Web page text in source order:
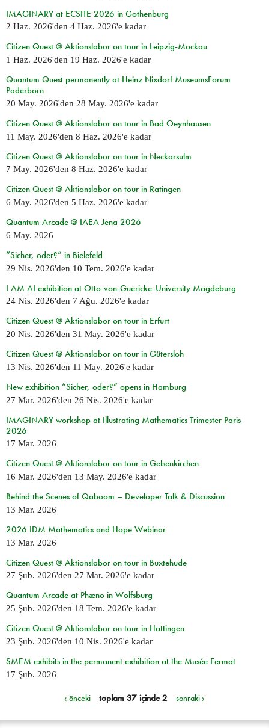
IMAGINARY at ECSITE 2026 in Gothenburg
2 Haz. 2026'den 4 Haz. 2026'e kadar
Citizen Quest @ Aktionslabor on tour in Leipzig-Mockau
1 Haz. 2026'den 19 Haz. 2026'e kadar
Quantum Quest permanently at Heinz Nixdorf MuseumsForum
Paderborn
20 May. 2026'den 28 May. 2026'e kadar
Citizen Quest @ Aktionslabor on tour in Bad Oeynhausen
11 May. 2026'den 8 Haz. 2026'e kadar
Citizen Quest @ Aktionslabor on tour in Neckarsulm
7 May. 2026'den 8 Haz. 2026'e kadar
Citizen Quest @ Aktionslabor on tour in Ratingen
6 May. 2026'den 5 Haz. 2026'e kadar
Quantum Arcade @ IAEA Jena 2026
6 May. 2026
“Sicher, oder?” in Bielefeld
29 Nis. 2026'den 10 Tem. 2026'e kadar
I AM AI exhibition at Otto-von-Guericke-University Magdeburg
24 Nis. 2026'den 7 Ağu. 2026'e kadar
Citizen Quest @ Aktionslabor on tour in Erfurt
20 Nis. 2026'den 31 May. 2026'e kadar
Citizen Quest @ Aktionslabor on tour in Gütersloh
13 Nis. 2026'den 11 May. 2026'e kadar
New exhibition “Sicher, oder?” opens in Hamburg
27 Mar. 2026'den 26 Nis. 2026'e kadar
IMAGINARY workshop at Illustrating Mathematics Trimester Paris
2026
17 Mar. 2026
Citizen Quest @ Aktionslabor on tour in Gelsenkirchen
16 Mar. 2026'den 13 May. 2026'e kadar
Behind the Scenes of Qaboom – Developer Talk & Discussion
13 Mar. 2026
2026 IDM Mathematics and Hope Webinar
13 Mar. 2026
Citizen Quest @ Aktionslabor on tour in Buxtehude
27 Şub. 2026'den 27 Mar. 2026'e kadar
Quantum Arcade at Phæno in Wolfsburg
25 Şub. 2026'den 18 Tem. 2026'e kadar
Citizen Quest @ Aktionslabor on tour in Hattingen
23 Şub. 2026'den 10 Nis. 2026'e kadar
SMEM exhibits in the permanent exhibition at the Musée Fermat
17 Şub. 2026
‹ önceki toplam 37 içinde 2 sonraki ›